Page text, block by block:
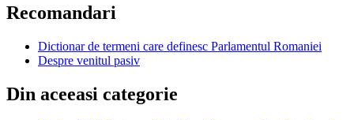
Recomandari
Dictionar de termeni care definesc Parlamentul Romaniei
Despre venitul pasiv
Din aceeasi categorie